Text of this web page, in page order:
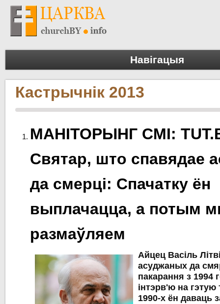
Навігацыя
Кастрычнік 2013
МАНІТОРЫНГ СМІ:
Святар, што спавядае
да смерці: Спачатку ён
выплачацца, а потым
размаўляем
Айцец Васіль
асуджаных да
пакарання з 1994
інтэрв'ю на
1990-х ён даваць